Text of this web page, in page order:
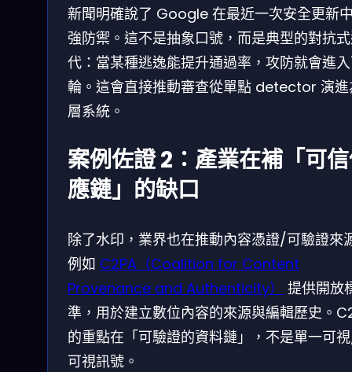
新聞明確說了 Google 在最近一次安全更新
強防禦。這不是抽象口號，而是典型的對抗
代：當某種逃逸能提升通過率，攻防就會進
輪。這會直接推動審查從單點 detector 演進
層系統。
案例佐證 2：產業在補「可
應鏈」的缺口
除了水印，業界也在推動內容憑證/可驗證來
例如 C2PA（Coalition for Content
Provenance and Authenticity）
提供開放
準，用於建立數位內容的來源與編輯歷史。
的重點在「可驗證的資料鏈」，不是單一可
可視訊號。